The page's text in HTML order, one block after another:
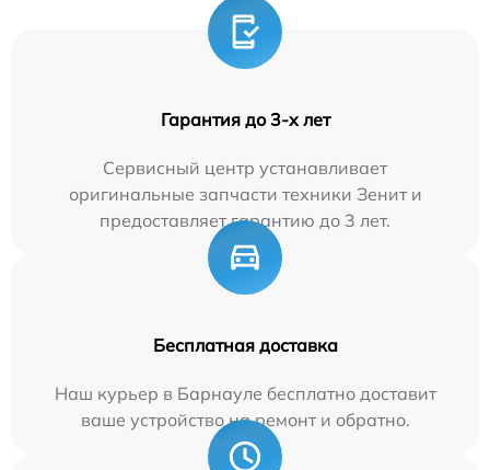
Гарантия до 3-х лет
Сервисный центр устанавливает
оригинальные запчасти техники Зенит и
предоставляет гарантию до 3 лет.
Бесплатная доставка
Наш курьер в Барнауле бесплатно доставит
ваше устройство на ремонт и обратно.